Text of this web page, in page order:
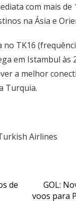
com mais de
na Ásia e
no TK16
em Istambul às
a melhor
Turquia.
Airlines
de
GOL:
voos para